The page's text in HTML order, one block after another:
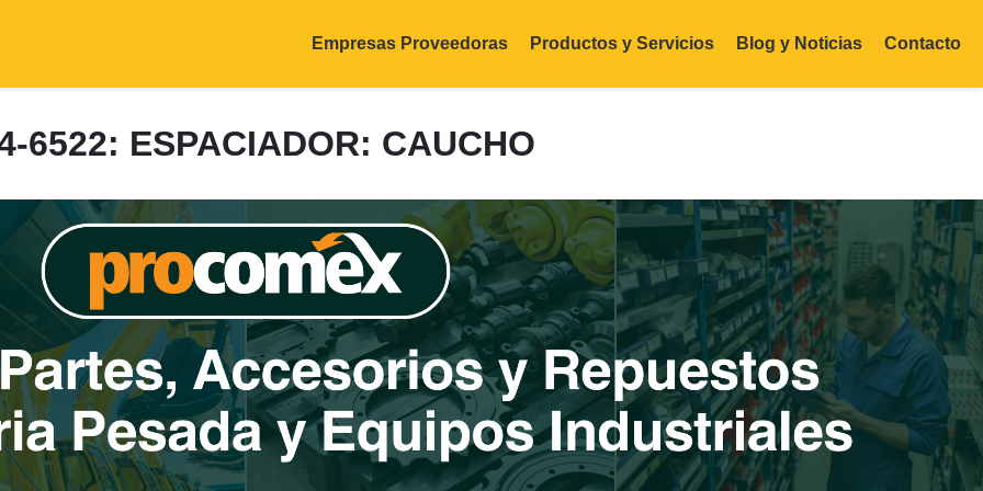
Empresas Proveedoras Productos y Servicios Blog y Noticias Contacto
6522: ESPACIADOR: CAUCHO